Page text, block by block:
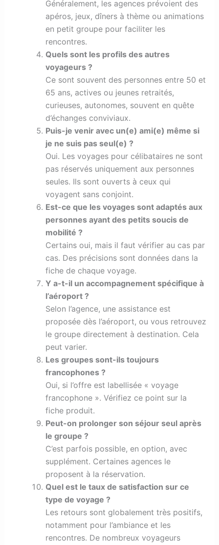
Généralement, les agences prévoient des
apéros, jeux, dîners à thème ou animations
en petit groupe pour faciliter les
rencontres.
Quels sont les profils des autres
voyageurs ?
Ce sont souvent des personnes entre 50 et
65 ans, actives ou jeunes retraités,
curieuses, autonomes, souvent en quête
d’échanges conviviaux.
Puis-je venir avec un(e) ami(e) même si
je ne suis pas seul(e) ?
Oui. Les voyages pour célibataires ne sont
pas réservés uniquement aux personnes
seules. Ils sont ouverts à ceux qui
voyagent sans conjoint.
Est-ce que les voyages sont adaptés aux
personnes ayant des petits soucis de
mobilité ?
Certains oui, mais il faut vérifier au cas par
cas. Des précisions sont données dans la
fiche de chaque voyage.
Y a-t-il un accompagnement spécifique à
l’aéroport ?
Selon l’agence, une assistance est
proposée dès l’aéroport, ou vous retrouvez
le groupe directement à destination. Cela
peut varier.
Les groupes sont-ils toujours
francophones ?
Oui, si l’offre est labellisée « voyage
francophone ». Vérifiez ce point sur la
fiche produit.
Peut-on prolonger son séjour seul après
le groupe ?
C’est parfois possible, en option, avec
supplément. Certaines agences le
proposent à la réservation.
Quel est le taux de satisfaction sur ce
type de voyage ?
Les retours sont globalement très positifs,
notamment pour l’ambiance et les
rencontres. De nombreux voyageurs